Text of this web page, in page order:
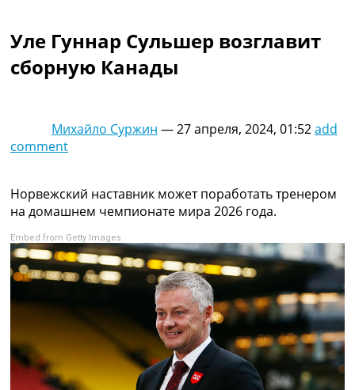
Турниры
Чемпионат Мира
Украина. Премьер-Лига
Украина. Первая Лига
Испания. Ла Лига
Таблицы групп Чемпионата Мира
Украина. Премьер-Лига
Украина. Первая Лига
Лига Чемпионов. Таблицы групп
Англия. Премьер-Лига
Испания. Ла Лига
Все таблицы >>>
Рейтинги
Рейтинг стран УЕФА
Рейтинг клубов УЕФА
Рейтинг ФИФА
ТВ программа
Уле Гуннар Сульшер возглавит
сборную Канады
Михайло Суржин —27 апреля, 2024, 01:52add
comment
Норвежский наставник может поработать тренером
на домашнем чемпионате мира 2026 года.
Embed from Getty Images